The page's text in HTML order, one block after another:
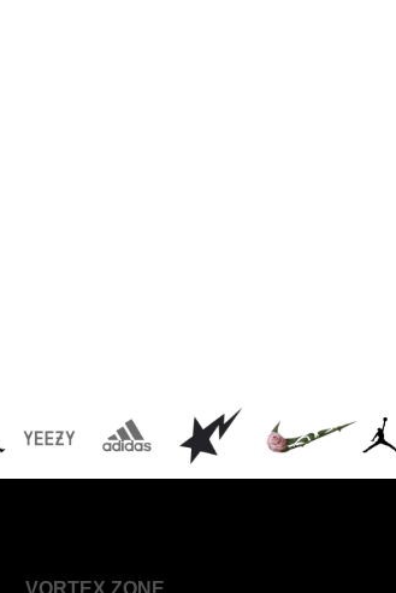
VORTEX ZONE